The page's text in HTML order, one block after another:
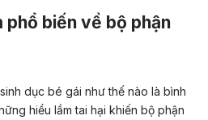
phổ biến về bộ phận
dục bé gái như thế nào là bình
hiểu lầm tai hại khiến bộ phận